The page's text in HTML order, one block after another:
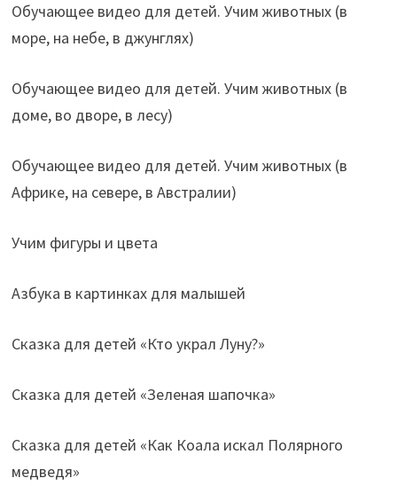
Обучающее видео для детей. Учим животных (в
море, на небе, в джунглях)
Обучающее видео для детей. Учим животных (в
доме, во дворе, в лесу)
Обучающее видео для детей. Учим животных (в
Африке, на севере, в Австралии)
Учим фигуры и цвета
Азбука в картинках для малышей
Сказка для детей «Кто украл Луну?»
Сказка для детей «Зеленая шапочка»
Сказка для детей «Как Коала искал Полярного
медведя»